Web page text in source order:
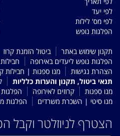
לפי יעד
לפי מס' לילות
הפלגות נופש
תקנון שימוש באתר
ביטול הזמנת קרוז
הפלגות נופש ליעדים באירופה
הצהרת נגישות
מנו ספנות | חבילות
תנאי ביטול, תקנון והערות כלליות
מנו ספנות
קרוזים לאירופה
הפלגות
מנו סיטי | השכרת משרדים
הפלגות
הצטרף לניוזלטר וקבל